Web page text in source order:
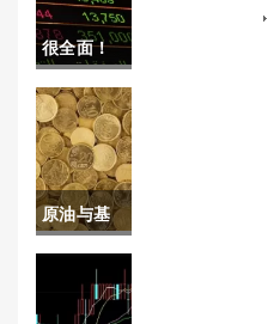
金率：投
资者必读
指南
很全面！
恒指操盘
手石家庄
(恒指操盘
手的自述)
原油与基
础油(原油
与基础油